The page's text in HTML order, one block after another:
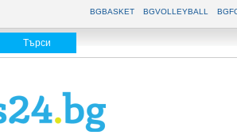
BGBASKET BGVOLLEYBALL